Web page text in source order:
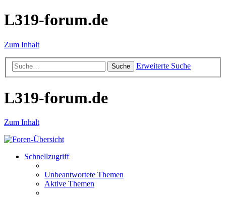
L319-forum.de
Zum Inhalt
Suche Erweiterte Suche
L319-forum.de
Zum Inhalt
Schnellzugriff
Unbeantwortete Themen
Aktive Themen